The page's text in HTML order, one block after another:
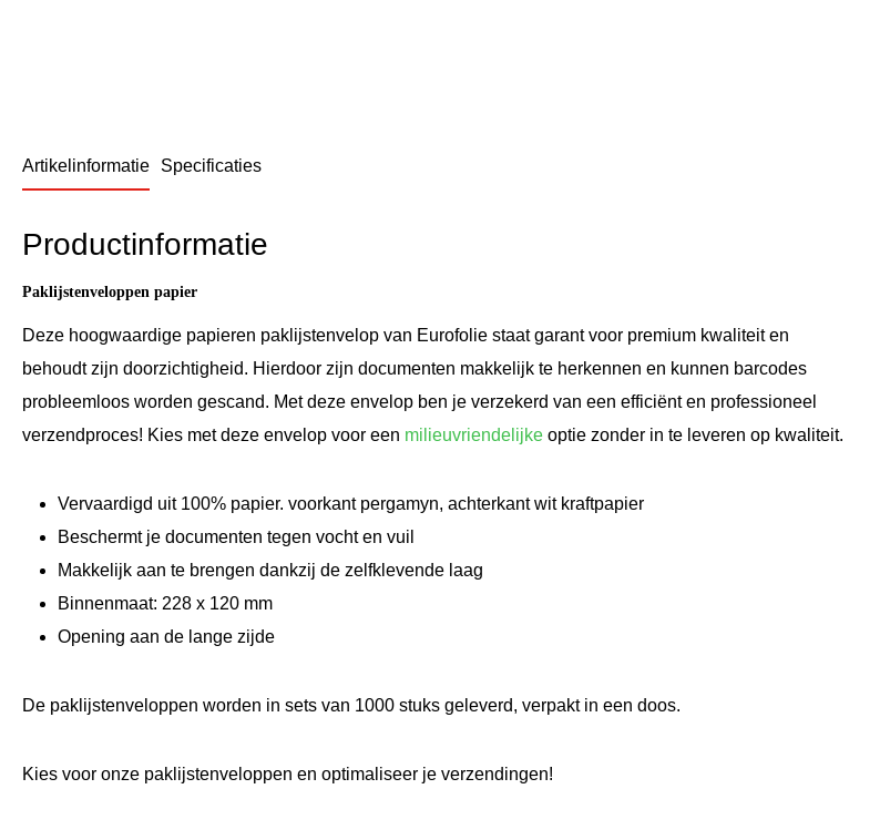
Artikelinformatie Specificaties
Productinformatie
Paklijstenveloppen papier
Deze hoogwaardige papieren paklijstenvelop van Eurofolie staat garant voor premium kwaliteit en
behoudt zijn doorzichtigheid. Hierdoor zijn documenten makkelijk te herkennen en kunnen barcodes
probleemloos worden gescand. Met deze envelop ben je verzekerd van een efficiënt en professioneel
verzendproces! Kies met deze envelop voor een milieuvriendelijke optie zonder in te leveren op kwaliteit.
Vervaardigd uit 100% papier. voorkant pergamyn, achterkant wit kraftpapier
Beschermt je documenten tegen vocht en vuil
Makkelijk aan te brengen dankzij de zelfklevende laag
Binnenmaat: 228 x 120 mm
Opening aan de lange zijde
De paklijstenveloppen worden in sets van 1000 stuks geleverd, verpakt in een doos.
Kies voor onze paklijstenveloppen en optimaliseer je verzendingen!